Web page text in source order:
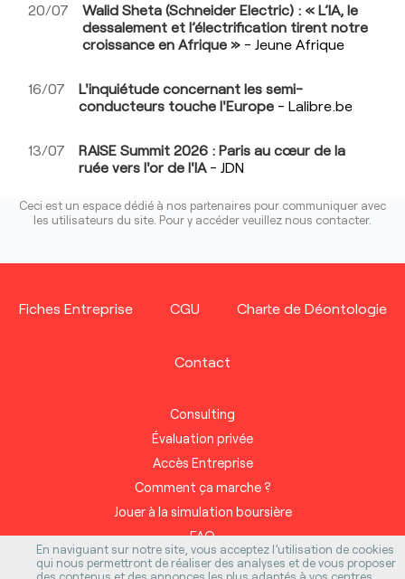
En naviguant sur notre site, vous acceptez l’utilisation de cookies
qui nous permettront de réaliser des analyses et de vous proposer
Consulter les questions
20/07
Walid Sheta (Schneider Electric) : « L’IA, le
dessalement et l’électrification tirent notre
croissance en Afrique » - Jeune Afrique
16/07
L'inquiétude concernant les semi-
conducteurs touche l'Europe - Lalibre.be
13/07
RAISE Summit 2026 : Paris au cœur de la
ruée vers l'or de l'IA- JDN
Ceci est un espace dédié à nos partenaires pour communiquer avec
les utilisateurs du site. Pour y accéder veuillez nous contacter.
Fiches Entreprise CGU Charte de Déontologie
Contact
Consulting
Évaluation privée
Accès Entreprise
Comment ça marche ?
Jouer à la simulation boursière
FAQ
Inspiration